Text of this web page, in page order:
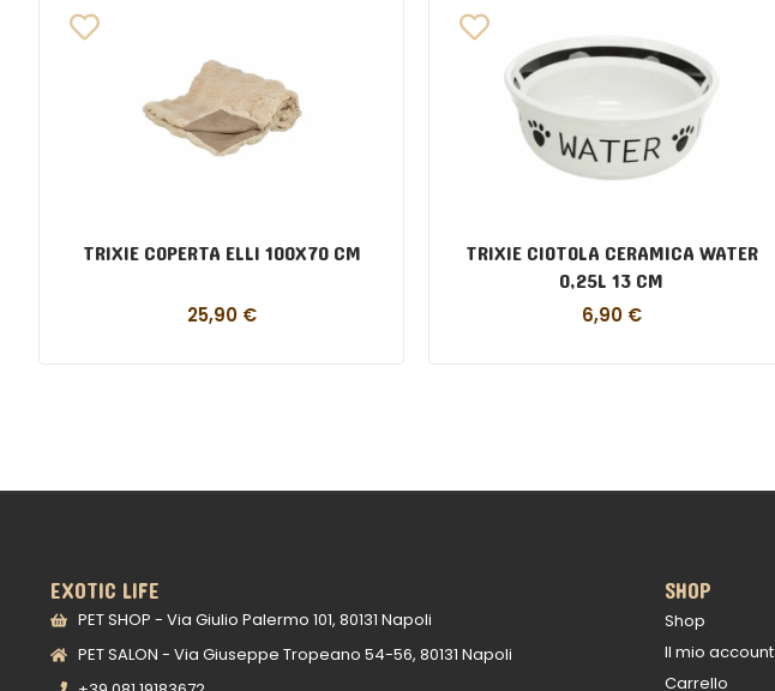
TRIXIE COPERTA ELLI 100X70 CM
25,90 €
TRIXIE CIOTOLA CERAMICA WATER
0,25L 13 CM
6,90 €
EXOTIC LIFE
PET SHOP - Via Giulio Palermo 101, 80131 Napoli
PET SALON - Via Giuseppe Tropeano 54-56, 80131 Napoli
SHOP
Shop
Il mio account
Carrello